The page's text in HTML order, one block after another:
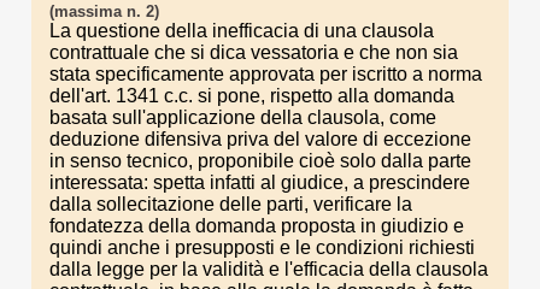
(massima n. 2)
La questione della inefficacia di una clausola
contrattuale che si dica vessatoria e che non sia
stata specificamente approvata per iscritto a norma
dell'art. 1341 c.c. si pone, rispetto alla domanda
basata sull'applicazione della clausola, come
deduzione difensiva priva del valore di eccezione
in senso tecnico, proponibile cioè solo dalla parte
interessata: spetta infatti al giudice, a prescindere
dalla sollecitazione delle parti, verificare la
fondatezza della domanda proposta in giudizio e
quindi anche i presupposti e le condizioni richiesti
dalla legge per la validità e l'efficacia della clausola